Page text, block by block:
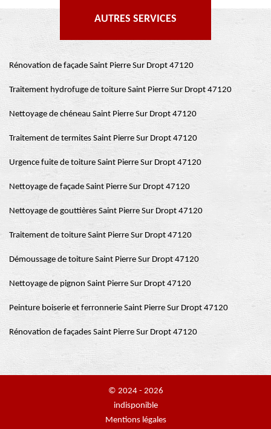
AUTRES SERVICES
Rénovation de façade Saint Pierre Sur Dropt 47120
Traitement hydrofuge de toiture Saint Pierre Sur Dropt 47120
Nettoyage de chéneau Saint Pierre Sur Dropt 47120
Traitement de termites Saint Pierre Sur Dropt 47120
Urgence fuite de toiture Saint Pierre Sur Dropt 47120
Nettoyage de façade Saint Pierre Sur Dropt 47120
Nettoyage de gouttières Saint Pierre Sur Dropt 47120
Traitement de toiture Saint Pierre Sur Dropt 47120
Démoussage de toiture Saint Pierre Sur Dropt 47120
Nettoyage de pignon Saint Pierre Sur Dropt 47120
Peinture boiserie et ferronnerie Saint Pierre Sur Dropt 47120
Rénovation de façades Saint Pierre Sur Dropt 47120
© 2024 - 2026
indisponible
Mentions légales